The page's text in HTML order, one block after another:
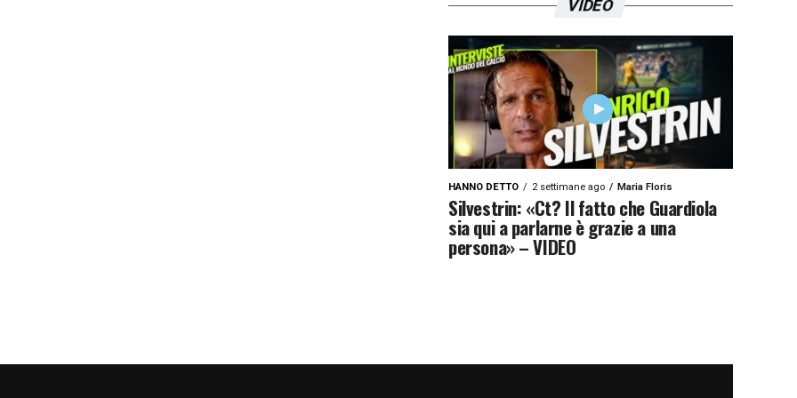
VIDEO
HANNO DETTO 2 settimane ago Maria Floris
Silvestrin: «Ct? Il fatto che Guardiola
sia qui a parlarne è grazie a una
persona» – VIDEO